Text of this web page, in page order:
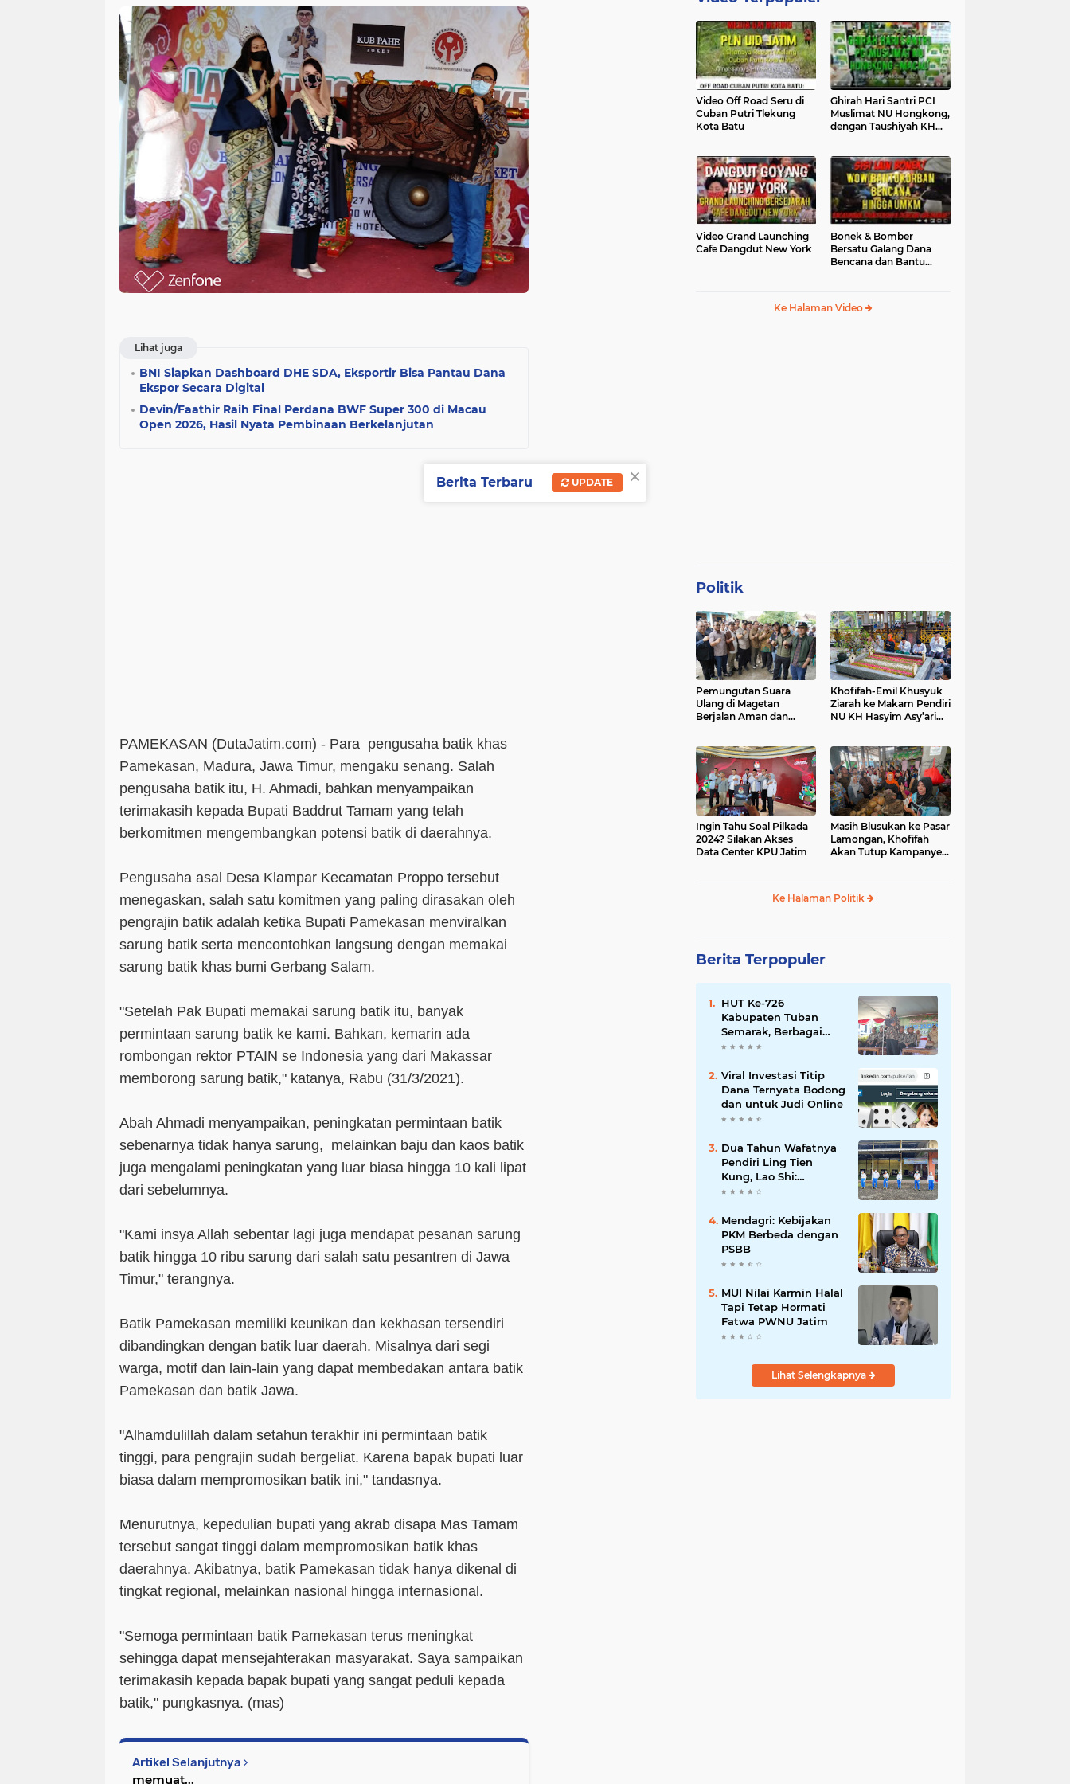
Lihat juga
BNI Siapkan Dashboard DHE SDA, Eksportir Bisa Pantau Dana
Ekspor Secara Digital
Devin/Faathir Raih Final Perdana BWF Super 300 di Macau
Open 2026, Hasil Nyata Pembinaan Berkelanjutan
PAMEKASAN (DutaJatim.com) - Para pengusaha batik khas
Pamekasan, Madura, Jawa Timur, mengaku senang. Salah
pengusaha batik itu, H. Ahmadi, bahkan menyampaikan
terimakasih kepada Bupati Baddrut Tamam yang telah
berkomitmen mengembangkan potensi batik di daerahnya.
Pengusaha asal Desa Klampar Kecamatan Proppo tersebut
menegaskan, salah satu komitmen yang paling dirasakan oleh
pengrajin batik adalah ketika Bupati Pamekasan menviralkan
sarung batik serta mencontohkan langsung dengan memakai
sarung batik khas bumi Gerbang Salam.
"Setelah Pak Bupati memakai sarung batik itu, banyak
permintaan sarung batik ke kami. Bahkan, kemarin ada
rombongan rektor PTAIN se Indonesia yang dari Makassar
memborong sarung batik," katanya, Rabu (31/3/2021).
Abah Ahmadi menyampaikan, peningkatan permintaan batik
sebenarnya tidak hanya sarung, melainkan baju dan kaos batik
juga mengalami peningkatan yang luar biasa hingga 10 kali lipat
dari sebelumnya.
"Kami insya Allah sebentar lagi juga mendapat pesanan sarung
batik hingga 10 ribu sarung dari salah satu pesantren di Jawa
Timur," terangnya.
Batik Pamekasan memiliki keunikan dan kekhasan tersendiri
dibandingkan dengan batik luar daerah. Misalnya dari segi
warga, motif dan lain-lain yang dapat membedakan antara batik
Pamekasan dan batik Jawa.
"Alhamdulillah dalam setahun terakhir ini permintaan batik
tinggi, para pengrajin sudah bergeliat. Karena bapak bupati luar
biasa dalam mempromosikan batik ini," tandasnya.
Menurutnya, kepedulian bupati yang akrab disapa Mas Tamam
tersebut sangat tinggi dalam mempromosikan batik khas
daerahnya. Akibatnya, batik Pamekasan tidak hanya dikenal di
tingkat regional, melainkan nasional hingga internasional.
"Semoga permintaan batik Pamekasan terus meningkat
sehingga dapat mensejahterakan masyarakat. Saya sampaikan
terimakasih kepada bapak bupati yang sangat peduli kepada
batik," pungkasnya. (mas)
Artikel Selanjutnya
memuat...
Video Off Road Seru di
Cuban Putri Tlekung
Kota Batu
Ghirah Hari Santri PCI
Muslimat NU Hongkong,
dengan Taushiyah KH
Video Grand Launching
Cafe Dangdut New York
Bonek & Bomber
Bersatu Galang Dana
Bencana dan Bantu
Ke Halaman Video
Politik
Pemungutan Suara
Ulang di Magetan
Berjalan Aman dan
Khofifah-Emil Khusyuk
Ziarah ke Makam Pendiri
NU KH Hasyim Asy’ari
Ingin Tahu Soal Pilkada
2024? Silakan Akses
Data Center KPU Jatim
Masih Blusukan ke Pasar
Lamongan, Khofifah
Akan Tutup Kampanye
Ke Halaman Politik
Berita Terpopuler
HUT Ke-726
Kabupaten Tuban
Semarak, Berbagai
Prestasinya Pun
Viral Investasi Titip
Dana Ternyata Bodong
dan untuk Judi Online
Dua Tahun Wafatnya
Pendiri Ling Tien
Kung, Lao Shi:
Amanah Harus Kita
Mendagri: Kebijakan
PKM Berbeda dengan
PSBB
MUI Nilai Karmin Halal
Tapi Tetap Hormati
Fatwa PWNU Jatim
Lihat Selengkapnya
×
Berita Terbaru UPDATE